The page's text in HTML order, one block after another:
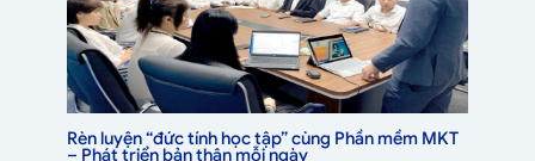
Rèn luyện “đức tính học tập” cùng Phần mềm MKT
– Phát triển bản thân mỗi ngày